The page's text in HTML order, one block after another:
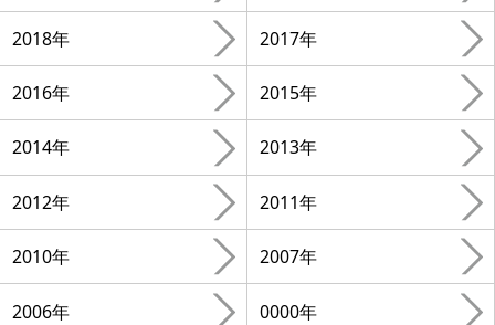
2018年 2017年
2016年 2015年
2014年 2013年
2012年 2011年
2010年 2007年
2006年 0000年